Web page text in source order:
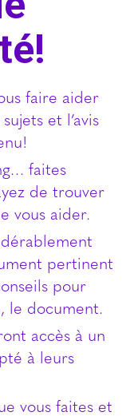
faire aider
et l’avis
faites
de trouver
vous aider.
pertinent
pour
le document.
accès à un
à leurs
vous faites et